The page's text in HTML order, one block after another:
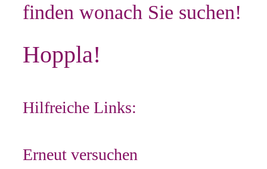
finden wonach Sie suchen!
Hoppla!
Hilfreiche Links:
Erneut versuchen